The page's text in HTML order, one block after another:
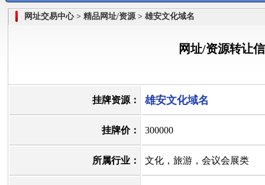
网址交易中心 > 精品网址/资源 > 雄安文化域名
网址/资源转让
挂牌资源： 雄安文化域名
挂牌价： 300000
所属行业： 文化，旅游，会议会展类